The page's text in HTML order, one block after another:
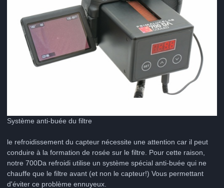
Système anti-buée du filtre
le refroidissement du capteur nécessite une attention car il peut
conduire à la formation de rosée sur le filtre. Pour cette raison,
notre 700Da refroidi utilise un système spécial anti-buée qui ne
chauffe que le filtre avant (et non le capteur!) Vous permettant
d'éviter ce problème ennuyeux.